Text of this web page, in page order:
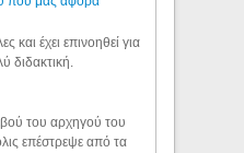
και έχει επινοηθεί για
διδακτική.
του αρχηγού του
επέστρεψε από τα